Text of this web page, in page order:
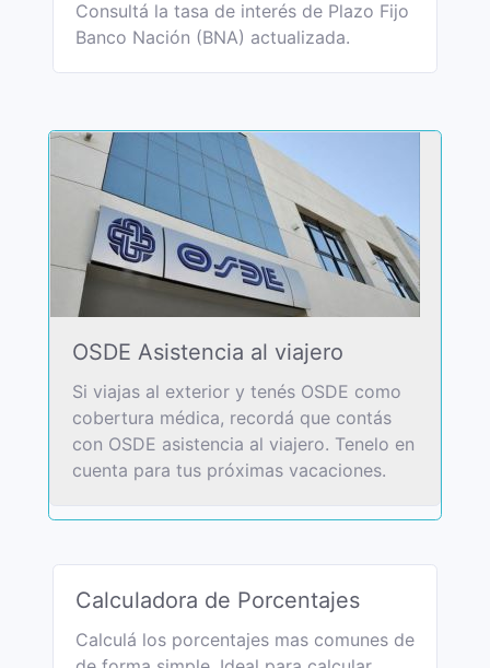
Consultá la tasa de interés de Plazo Fijo
Banco Nación (BNA) actualizada.
OSDE Asistencia al viajero
Si viajas al exterior y tenés OSDE como
cobertura médica, recordá que contás
con OSDE asistencia al viajero. Tenelo en
cuenta para tus próximas vacaciones.
Calculadora de Porcentajes
Calculá los porcentajes mas comunes de